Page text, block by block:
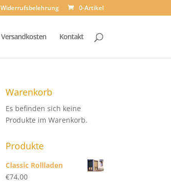
Widerrufsbelehrung 0-Artikel
Versandkosten Kontakt
Warenkorb
Es befinden sich keine
Produkte im Warenkorb.
Produkte
Classic Rollladen
€74,00